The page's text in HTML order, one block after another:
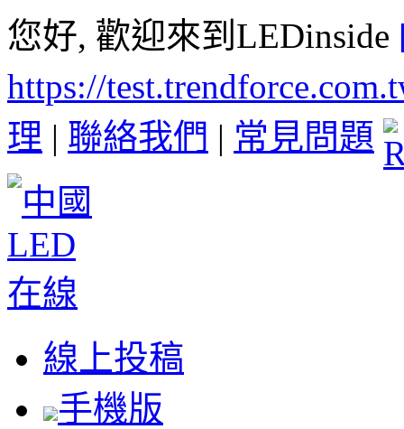
您好, 歡迎來到LEDinside
https://
理 | 聯絡我們 | 常見問題
線上投稿
手機版